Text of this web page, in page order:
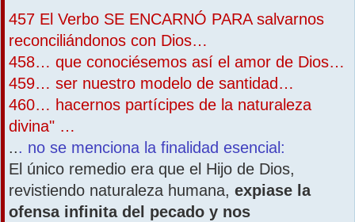
457 El Verbo SE ENCARNÓ PARA salvarnos
reconciliándonos con Dios…
458… que conociésemos así el amor de Dios…
459… ser nuestro modelo de santidad…
460… hacernos partícipes de la naturaleza
divina" …
... no se menciona la finalidad esencial:
El único remedio era que el Hijo de Dios,
revistiendo naturaleza humana, expiase la
ofensa infinita del pecado y nos